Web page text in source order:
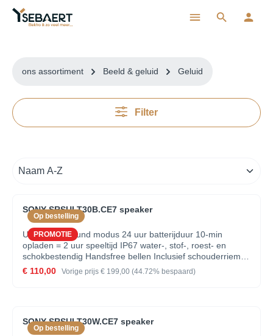
ons assortiment Beeld & geluid Geluid
Filter
Op bestelling
PROMOTIE
SONY SRSULT30B.CE7 speaker
ULT power sound modus 24 uur batterijduur 10-min
opladen = 2 uur speeltijd IP67 water-, stof-, roest- en
schokbestendig Handsfree bellen Inclusief schouderriem
Sound Field optimalisatie 7-bands equalizer in Sound
Connect app
€ 110,00 Vorige prijs € 199,00 (44.72% bespaard)
Op bestelling
SONY SRSULT30W.CE7 speaker